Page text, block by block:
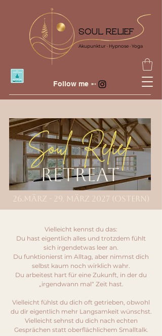
Follow me ➵
Akupunktur · Hypnose · Yoga
SOUL RELIEF
26.März - 29. März 2027 (Ostern)
Soul Relief
Retreat
Vielleicht kennst du das:
​​Du hast eigentlich alles und trotzdem fühlt
sich irgendetwas leer an.
Du funktionierst im Alltag, aber nimmst dich
selbst kaum noch wirklich wahr.
Du arbeitest hart für eine Zukunft, in der du
„irgendwann mal“ Zeit hast.
Vielleicht fühlst du dich oft getrieben, obwohl
du dir eigentlich mehr Langsamkeit wünschst.
Vielleicht sehnst du dich nach echten
Gesprächen statt oberflächlichem Smalltalk.